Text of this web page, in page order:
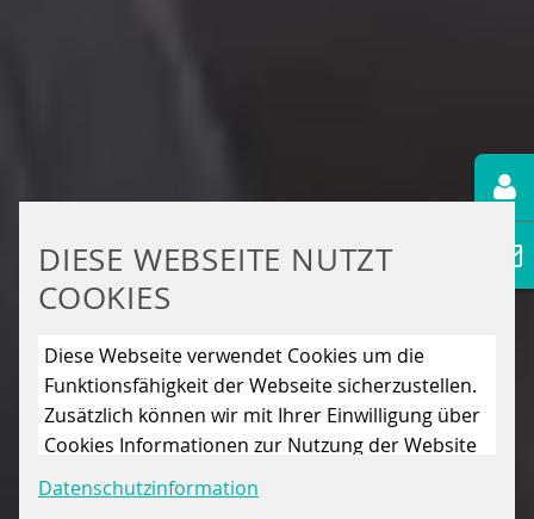
DIESE WEBSEITE NUTZT
COOKIES
Diese Webseite verwendet Cookies um die
Funktionsfähigkeit der Webseite sicherzustellen.
Zusätzlich können wir mit Ihrer Einwilligung über
Cookies Informationen zur Nutzung der Website
sammeln, um die Webseite ständig zu
verbessern. Mit dem Klick auf den Button „Nur
Datenschutzinformation